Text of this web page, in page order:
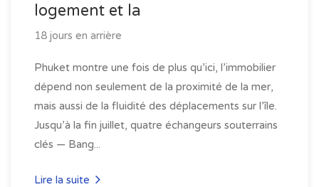
logement et la
18 jours en arrière
Phuket montre une fois de plus qu’ici, l’immobilier
dépend non seulement de la proximité de la mer,
mais aussi de la fluidité des déplacements sur l’île.
Jusqu’à la fin juillet, quatre échangeurs souterrains
clés — Bang...
Lire la suite